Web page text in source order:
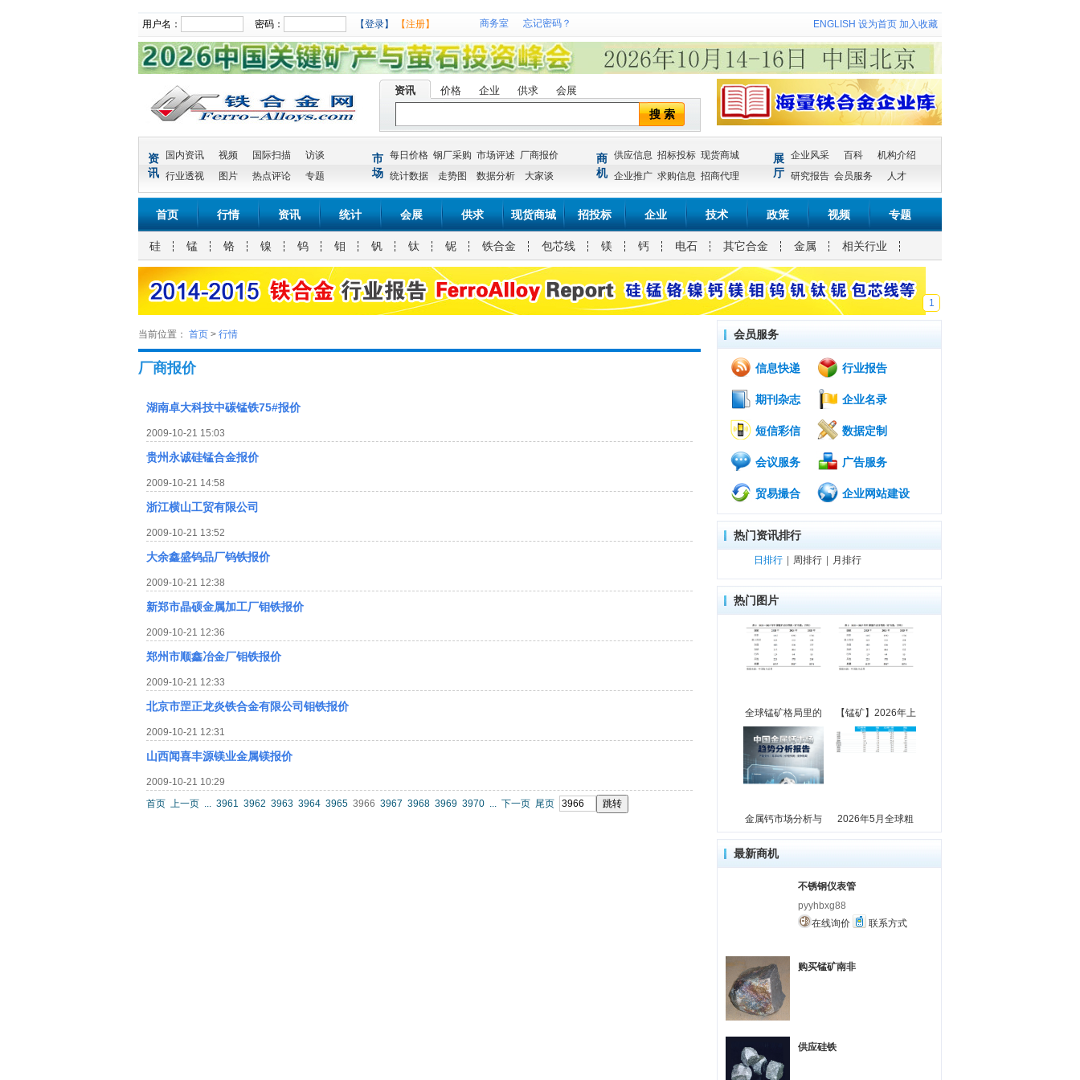
用户名： 密码： 【登录】 【注册】 商务室 忘记密码？ ENGLISH 设为首页 加入收藏
资讯 价格 企业 供求 会展
搜 索
资
讯
国内资讯 视频 国际扫描
访谈
行业透视
图片 热点评论 专题
市
场
每日价格 钢厂采购 市场评述 厂商报价
统计数据
走势图 数据分析 大家谈
商
机
供应信息 招标投标 现货商城
企业推广 求购信息 招商代理
展
厅
企业风采 百科
机构介绍
研究报告 会员服务 人才
首页 行情 资讯 统计 会展 供求 现货商城 招投标 企业 技术 政策 视频 专题
硅 锰 铬 镍 钨 钼 钒 钛 铌 铁合金 包芯线 镁 钙 电石 其它合金 金属 相关行业
1
当前位置： 首页 > 行情
厂商报价
湖南卓大科技中碳锰铁75#报价
2009-10-21 15:03
贵州永诚硅锰合金报价
2009-10-21 14:58
浙江横山工贸有限公司
2009-10-21 13:52
大余鑫盛钨品厂钨铁报价
2009-10-21 12:38
新郑市晶硕金属加工厂钼铁报价
2009-10-21 12:36
郑州市顺鑫冶金厂钼铁报价
2009-10-21 12:33
北京市罡正龙炎铁合金有限公司钼铁报价
2009-10-21 12:31
山西闻喜丰源镁业金属镁报价
2009-10-21 10:29
首页 上一页 ... 3961 3962 3963 3964 3965 3966 3967 3968 3969 3970 ... 下一页 尾页
会员服务
信息快递 行业报告
期刊杂志 企业名录
短信彩信 数据定制
会议服务 广告服务
贸易撮合 企业网站建设
热门资讯排行
日排行 周排行 月排行
热门图片
全球锰矿格局里的 【锰矿】2026年上
金属钙市场分析与 2026年5月全球粗
最新商机
不锈钢仪表管
pyyhbxg88
在线询价
联系方式
购买锰矿南非
供应硅铁